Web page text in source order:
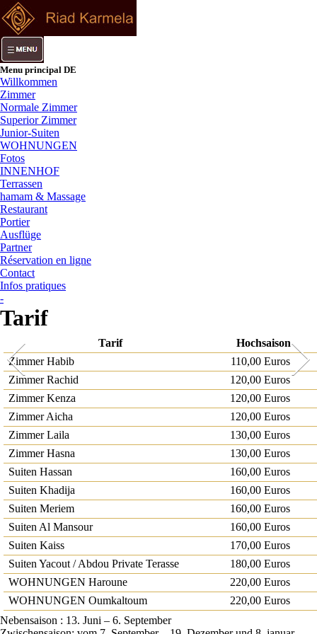
Menu principal DE
Willkommen
Zimmer
Normale Zimmer
Superior Zimmer
Junior-Suiten
WOHNUNGEN
Fotos
INNENHOF
Terrassen
hamam & Massage
Restaurant
Portier
Ausflüge
Partner
Réservation en ligne
Contact
Infos pratiques
-
Tarif
Tarif
Hochsaison
Zimmer Habib
110,00 Euros
Zimmer Rachid
120,00 Euros
Zimmer Kenza
120,00 Euros
Zimmer Aicha
120,00 Euros
Zimmer Laila
130,00 Euros
Zimmer Hasna
130,00 Euros
Suiten Hassan
160,00 Euros
Suiten Khadija
160,00 Euros
Suiten Meriem
160,00 Euros
Suiten Al Mansour
160,00 Euros
Suiten Kaiss
170,00 Euros
Suiten Yacout / Abdou Private Terasse
180,00 Euros
WOHNUNGEN Haroune
220,00 Euros
WOHNUNGEN Oumkaltoum
220,00 Euros
Nebensaison : 13. Juni – 6. September